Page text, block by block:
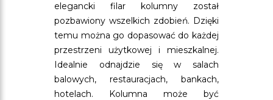
elegancki filar kolumny został
pozbawiony wszelkich zdobień. Dzięki
temu można go dopasować do każdej
przestrzeni użytkowej i mieszkalnej.
Idealnie odnajdzie się w salach
balowych, restauracjach, bankach,
hotelach. Kolumna może być